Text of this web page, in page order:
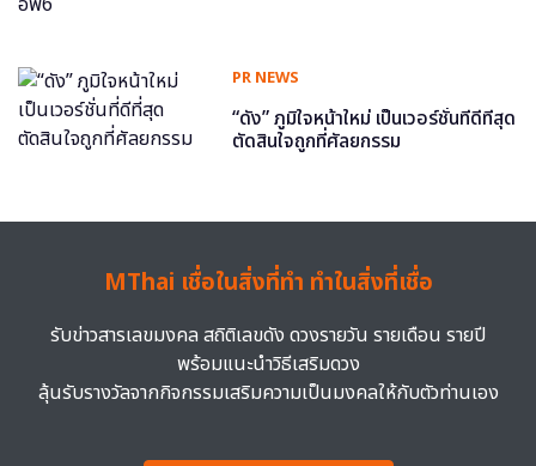
PR NEWS
“ดัง” ภูมิใจหน้าใหม่ เป็นเวอร์ชั่นที่ดีที่สุด
ตัดสินใจถูกที่ศัลยกรรม
MThai เชื่อในสิ่งที่ทำ ทำในสิ่งที่เชื่อ
รับข่าวสารเลขมงคล สถิติเลขดัง ดวงรายวัน รายเดือน รายปี
พร้อมแนะนำวิธีเสริมดวง
ลุ้นรับรางวัลจากกิจกรรมเสริมความเป็นมงคลให้กับตัวท่านเอง